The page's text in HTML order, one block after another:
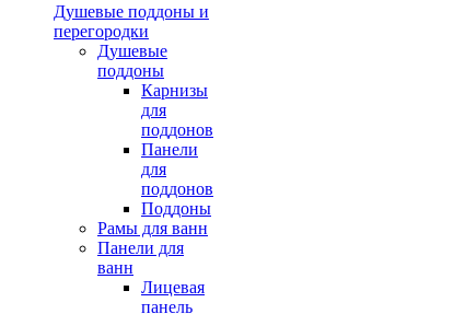
Душевые поддоны и
перегородки
Душевые
поддоны
Карнизы
для
поддонов
Панели
для
поддонов
Поддоны
Рамы для ванн
Панели для
ванн
Лицевая
панель